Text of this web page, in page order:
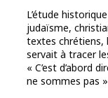
L’étude
judaïsme,
textes chrétiens,
servait à tracer
« C’est d’abord
ne sommes pas